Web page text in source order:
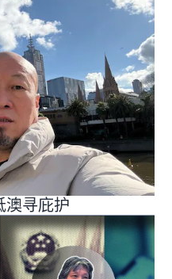
澳寻庇护